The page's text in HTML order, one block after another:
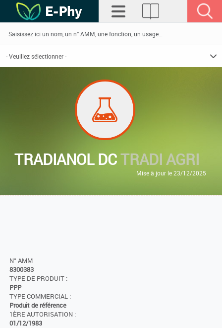
TRADIANOL DCTRADI AGRI
Mise à jour le 23/12/2025
N° AMM
8300383
TYPE DE PRODUIT :
PPP
TYPE COMMERCIAL :
Produit de référence
1ÈRE AUTORISATION :
01/12/1983